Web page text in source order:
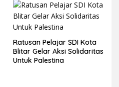
Ratusan Pelajar SDI Kota
Blitar Gelar Aksi Solidaritas
Untuk Palestina